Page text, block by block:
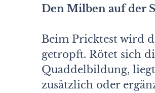
Den Milben auf der
Beim Pricktest wird
getropft. Rötet sich
Quaddelbildung,
zusätzlich oder